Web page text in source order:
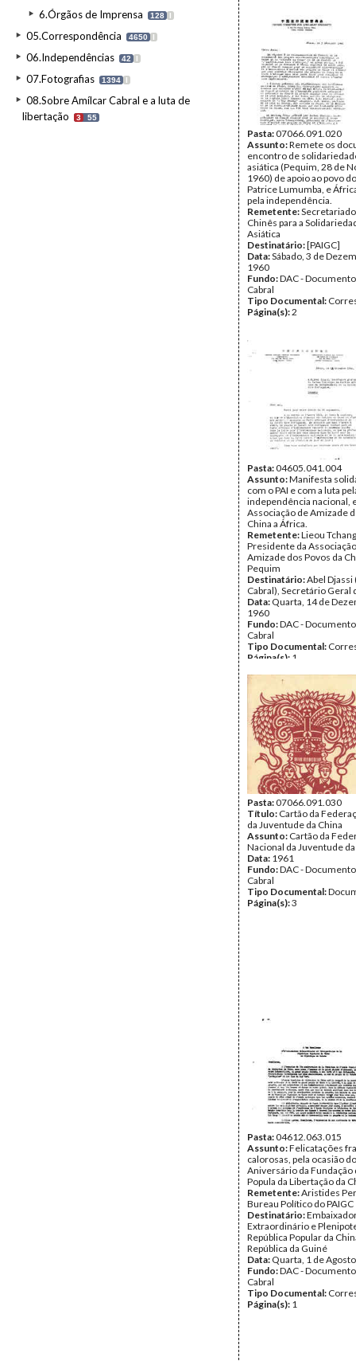
6.Órgãos de Imprensa 128 I
05.Correspondência 4650 I
06.Independências 42 I
07.Fotografias 1394 I
08.Sobre Amílcar Cabral e a luta de
libertação
3 55
Pasta:07066.091.020
Assunto:Remete os
encontro de
asiática (Pequim, 28 de
1960) de apoio ao povo
Patrice Lumumba, e
pela independência.
Remetente:
Chinês para a
Asiática
Destinatário:[PAIGC]
Data:Sábado, 3 de
1960
Fundo:DAC -
Cabral
Tipo Documental:
Página(s):2
Pasta:04605.041.004
Assunto:Manifesta
com o PAI e com a luta
independência nacional,
Associação de Amizade
China a África.
Remetente:Lieou
Presidente da
Amizade dos Povos da
Pequim
Destinatário:Abel
Cabral), Secretário Geral
Data: Quarta, 14 de
1960
Fundo:DAC -
Cabral
Tipo Documental:
Página(s): 1
Pasta:07066.091.030
Título: Cartão da
da Juventude da China
Assunto: Cartão da
Nacional da Juventude
Data: 1961
Fundo:DAC -
Cabral
Tipo Documental:
Página(s):3
Pasta:04612.063.015
Assunto:Felicatações
calorosas, pela ocasião
Aniversário da Fundação
Popula da Libertação da
Remetente:Aristides
Bureau Político do PAIGC
Destinatário:
Extraordinário e
República Popular da
República da Guiné
Data: Quarta, 1 de
Fundo:DAC -
Cabral
Tipo Documental:
Página(s): 1